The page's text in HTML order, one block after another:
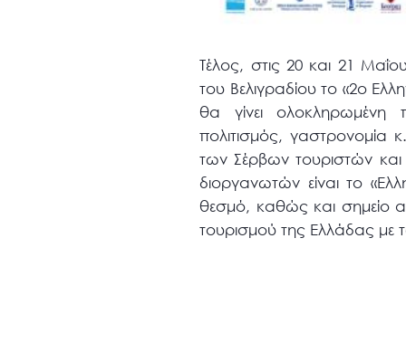
Τέλος, στις 20 και 21
του Βελιγραδίου το «2ο
θα γίνει ολοκληρωμένη
πολιτισμός, γαστρονομία
των Σέρβων τουριστών
διοργανωτών είναι το
θεσμό, καθώς και σημείο
τουρισμού της Ελλάδας με